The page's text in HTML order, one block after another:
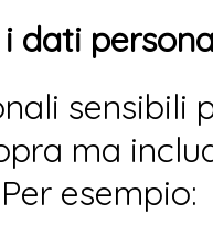
dati
sensibili
ma
Per esempio: